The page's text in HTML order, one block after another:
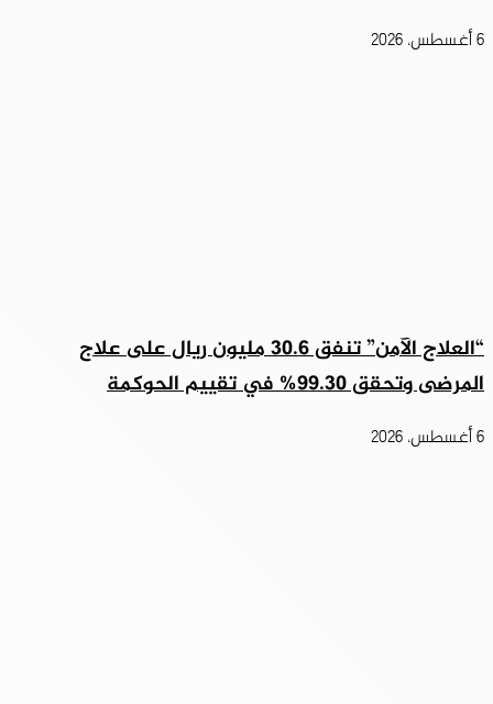
6 أغسطس، 2026
“العلاج الآمن” تنفق 30.6 مليون ريال على علاج
المرضى وتحقق 99.30% في تقييم الحوكمة
6 أغسطس، 2026